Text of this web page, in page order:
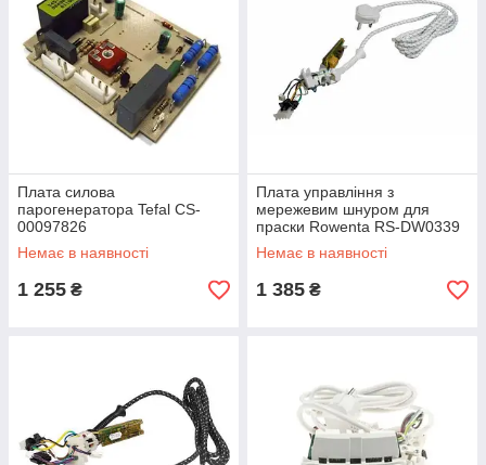
Плата силова
парогенератора Tefal CS-
00097826
Немає в наявності
1 255 ₴
Плата управління з
мережевим шнуром для
праски Rowenta RS-DW0339
Немає в наявності
1 385 ₴